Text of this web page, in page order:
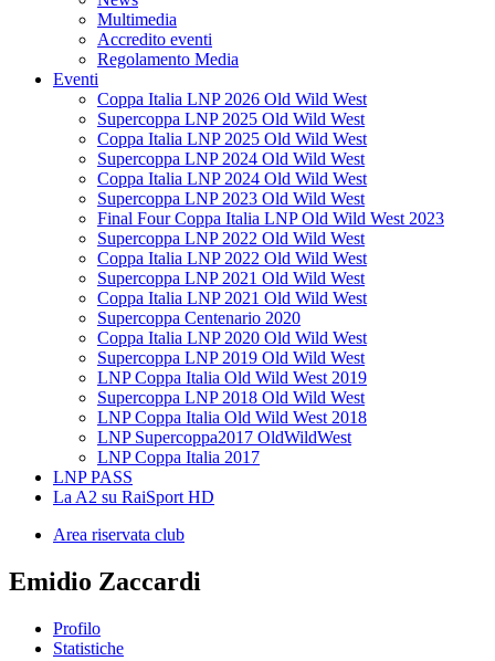
Multimedia
Accredito eventi
Regolamento Media
Eventi
Coppa Italia LNP 2026 Old Wild West
Supercoppa LNP 2025 Old Wild West
Coppa Italia LNP 2025 Old Wild West
Supercoppa LNP 2024 Old Wild West
Coppa Italia LNP 2024 Old Wild West
Supercoppa LNP 2023 Old Wild West
Final Four Coppa Italia LNP Old Wild West 2023
Supercoppa LNP 2022 Old Wild West
Coppa Italia LNP 2022 Old Wild West
Supercoppa LNP 2021 Old Wild West
Coppa Italia LNP 2021 Old Wild West
Supercoppa Centenario 2020
Coppa Italia LNP 2020 Old Wild West
Supercoppa LNP 2019 Old Wild West
LNP Coppa Italia Old Wild West 2019
Supercoppa LNP 2018 Old Wild West
LNP Coppa Italia Old Wild West 2018
LNP Supercoppa2017 OldWildWest
LNP Coppa Italia 2017
LNP PASS
La A2 su RaiSport HD
Area riservata club
Emidio Zaccardi
Profilo
Statistiche